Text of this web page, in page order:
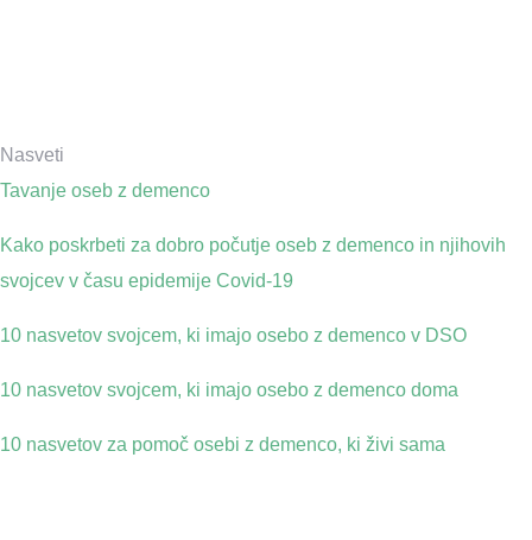
Nasveti
Tavanje oseb z demenco
Kako poskrbeti za dobro počutje oseb z demenco in njihovih
svojcev v času epidemije Covid-19
10 nasvetov svojcem, ki imajo osebo z demenco v DSO
10 nasvetov svojcem, ki imajo osebo z demenco doma
10 nasvetov za pomoč osebi z demenco, ki živi sama